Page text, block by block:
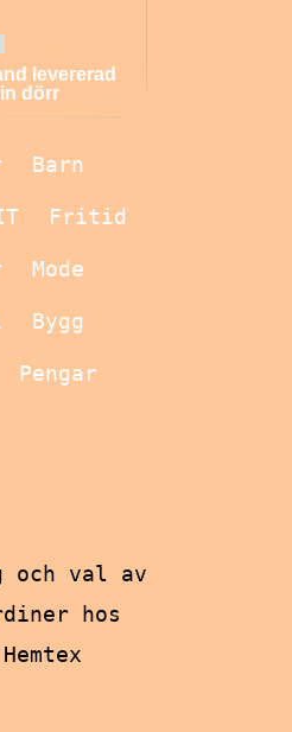
levererad
dörr
Barn
Fritid
Mode
Bygg
Pengar
och val av
hos